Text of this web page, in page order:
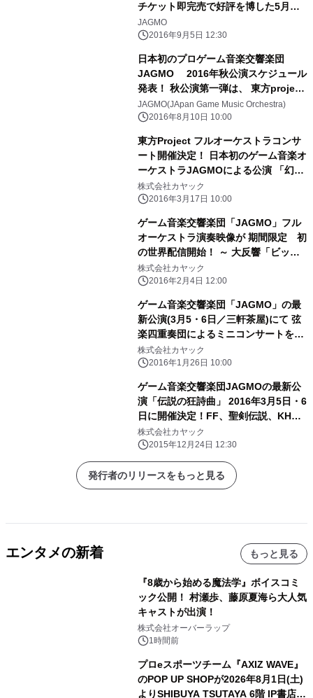
チケット即完売で好評を博した5月公
演で演奏した楽曲が リアレンジで復
活！ さらには追加曲目も！ 2016年
施！
JAGMO
2016年9月5日 12:30
日本初のプロゲーム音楽交響楽団
JAGMO 2016年秋公演スケジュール
発表！ 秋公演第一弾は、 東方project
フルオーケストラ追加公演！
JAGMO(JApan Game Music Orchestra)
2016年8月10日 10:00
東方Project フルオーケストラコンサ
ート開催決定！ 日本初のゲーム音楽オ
ーケストラJAGMOによる公演 「幻想
郷の交響楽団」5月東京オペラシティ
にて！
株式会社カヤック
2016年3月17日 10:00
ゲーム音楽交響楽団「JAGMO」フル
オーケストラ演奏映像が 期間限定 初
の世界配信開始！ ～ 大反響「ビッグ
ブリッヂの死闘」「ゴルベーザ四天王
とのバトル」 メドレーは3月フルオー
株式会社カヤック
2016年2月4日 12:00
ゲーム音楽交響楽団「JAGMO」の最
新公演(3月5・6日／三軒茶屋)にて 弦
楽四重奏団によるミニコンサートを同
時開催
株式会社カヤック
2016年1月26日 10:00
ゲーム音楽交響楽団JAGMOの最新公
演「伝説の狂詩曲」 2016年3月5日・6
日に開催決定！FF、聖剣伝説、KH、
クロノなど名曲づくし！
株式会社カヤック
2015年12月24日 12:30
発行者のリリースをもっと見る
エンタメの新着 もっと見る
『8歳から始める魔法学』ボイスコミ
ック公開！ 村瀬歩、藤原夏海ら大人気
キャストが出演！
株式会社オーバーラップ
1時間前
プロeスポーツチーム『AXIZ WAVE』
のPOP UP SHOPが2026年8月1日(土)
よりSHIBUYA TSUTAYA 6階 IP書店で